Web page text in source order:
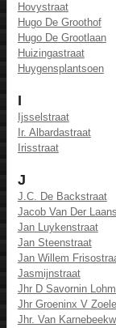
Hovystraat
Hugo De Groothof
Hugo De Grootlaan
Huizingastraat
Huygensplantsoen
I
Ijsselstraat
Ir. Albardastraat
Irisstraat
J
J.C. De Backstraat
Jacob Van Der
Jan Luykenstraat
Jan Steenstraat
Jan Willem
Jasmijnstraat
Jhr D Savornin
Jhr Groeninx V
Jhr. Van